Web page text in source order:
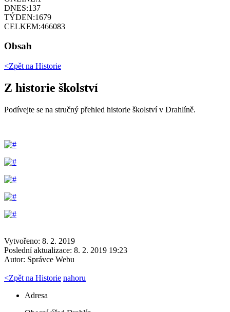
DNES:137
TÝDEN:1679
CELKEM:466083
Obsah
<Zpět na Historie
Z historie školství
Podívejte se na stručný přehled historie školství v Drahlíně.
Vytvořeno: 8. 2. 2019
Poslední aktualizace: 8. 2. 2019 19:23
Autor: Správce Webu
<Zpět na Historie nahoru
Adresa